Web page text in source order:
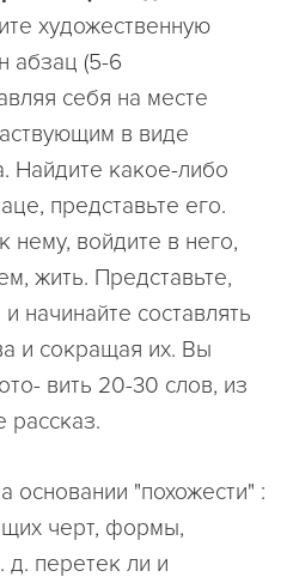
художественную
абзац (5-6
себя на месте
в виде
Найдите какое-либо
представьте его.
войдите в него,
жить. Представьте,
начинайте составлять
и сокращая их. Вы
вить 20-30 слов, из
рассказ.
основании "похожести" :
черт, формы,
д. перетек ли и